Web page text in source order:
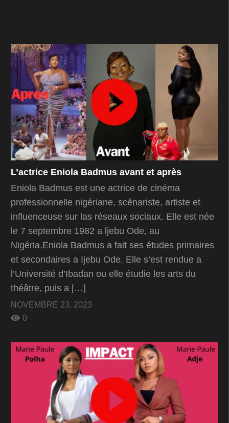
L’actrice Eniola Badmus avant et après
Eniola Badmus est une actrice de cinéma
professionnelle nigériane, scénariste, artiste et
influenceuse sur las réseaux sociaux. Elle est née
le 7 septembre 1982 a ljebu Ode, au
Nigéria.Eniola Badmus a fait ses études primaires
et secondaires a Ijebu Ode. Elle s’est rendue a
l’Université d’Ibadan ou elle étudie les arts du
théâtre, puis a […]
NOVEMBRE 23, 2023
0